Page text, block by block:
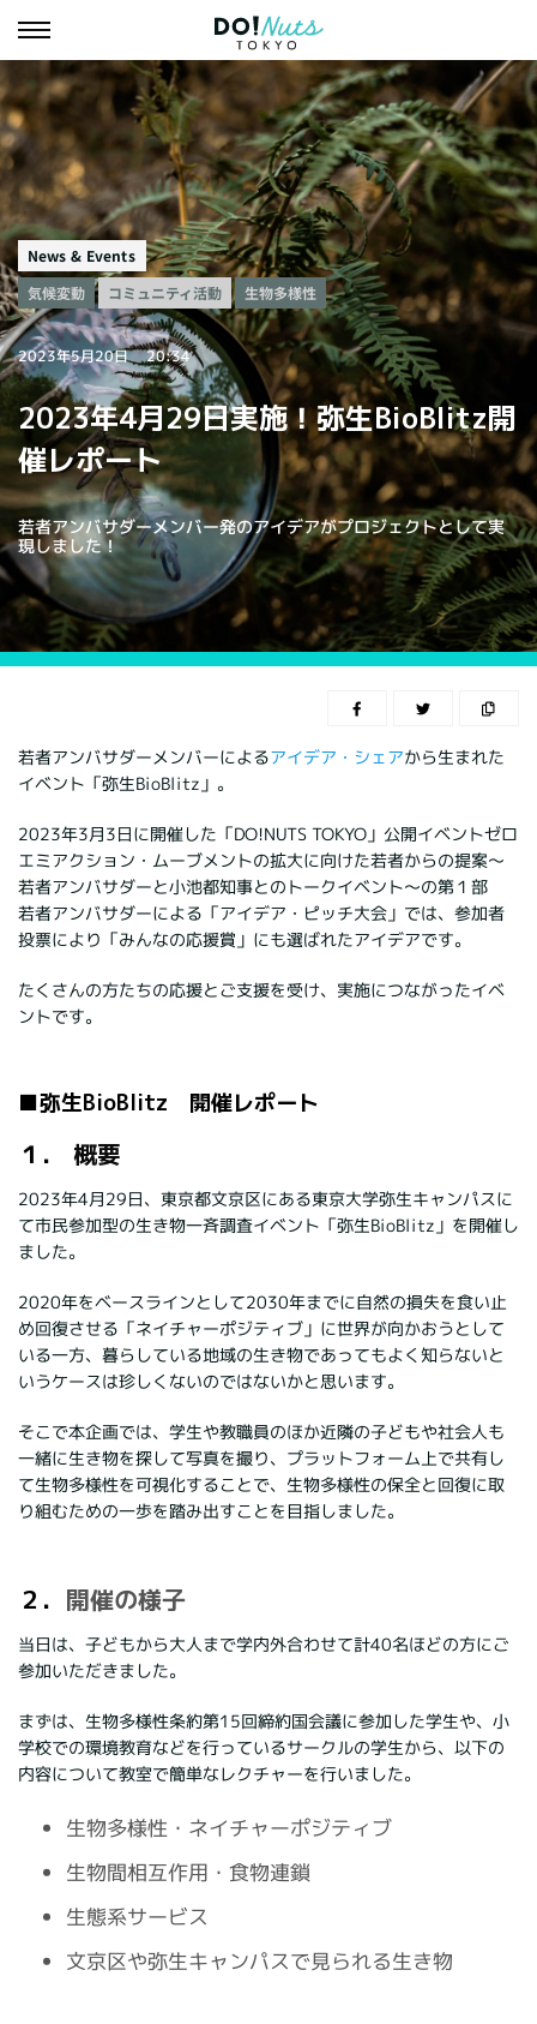
News & Events
気候変動 コミュニティ活動 生物多様性
2023年5月20日 20:34
2023年4月29日実施！弥生BioBlitz開
催レポート
若者アンバサダーメンバー発のアイデアがプロジェクトとして実
現しました！
若者アンバサダーメンバーによるアイデア・シェアから生まれた
イベント「弥生BioBlitz」。
2023年3月3日に開催した「DO!NUTS TOKYO」公開イベントゼロ
エミアクション・ムーブメントの拡大に向けた若者からの提案～
若者アンバサダーと小池都知事とのトークイベント～の第１部
若者アンバサダーによる「アイデア・ピッチ大会」では、参加者
投票により「みんなの応援賞」にも選ばれたアイデアです。
たくさんの方たちの応援とご支援を受け、実施につながったイベ
ントです。
■弥生BioBlitz 開催レポート
１． 概要
2023年4月29日、東京都文京区にある東京大学弥生キャンパスに
て市民参加型の生き物一斉調査イベント「弥生BioBlitz」を開催し
ました。
2020年をベースラインとして2030年までに自然の損失を食い止
め回復させる「ネイチャーポジティブ」に世界が向かおうとして
いる一方、暮らしている地域の生き物であってもよく知らないと
いうケースは珍しくないのではないかと思います。
そこで本企画では、学生や教職員のほか近隣の子どもや社会人も
一緒に生き物を探して写真を撮り、プラットフォーム上で共有し
て生物多様性を可視化することで、生物多様性の保全と回復に取
り組むための一歩を踏み出すことを目指しました。
２． 開催の様子
当日は、子どもから大人まで学内外合わせて計40名ほどの方にご
参加いただきました。
まずは、生物多様性条約第15回締約国会議に参加した学生や、小
学校での環境教育などを行っているサークルの学生から、以下の
内容について教室で簡単なレクチャーを行いました。
生物多様性・ネイチャーポジティブ
生物間相互作用・食物連鎖
生態系サービス
文京区や弥生キャンパスで見られる生き物